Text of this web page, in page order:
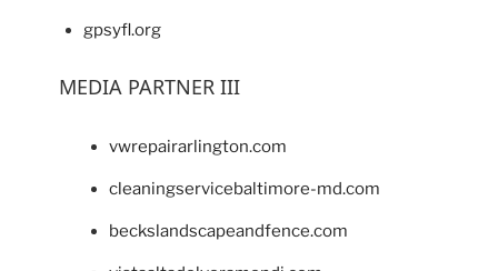
gpsyfl.org
MEDIA PARTNER III
vwrepairarlington.com
cleaningservicebaltimore-md.com
beckslandscapeandfence.com